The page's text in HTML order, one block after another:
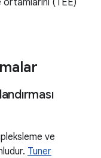
(TEE)
ve
Tuner